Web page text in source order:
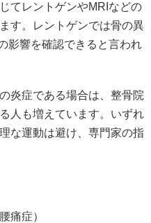
てレントゲンやMRIなどの
す。レントゲンでは骨の異
影響を確認できると言われ
炎症である場合は、整骨院
人も増えています。いずれ
な運動は避け、専門家の指
痛症）